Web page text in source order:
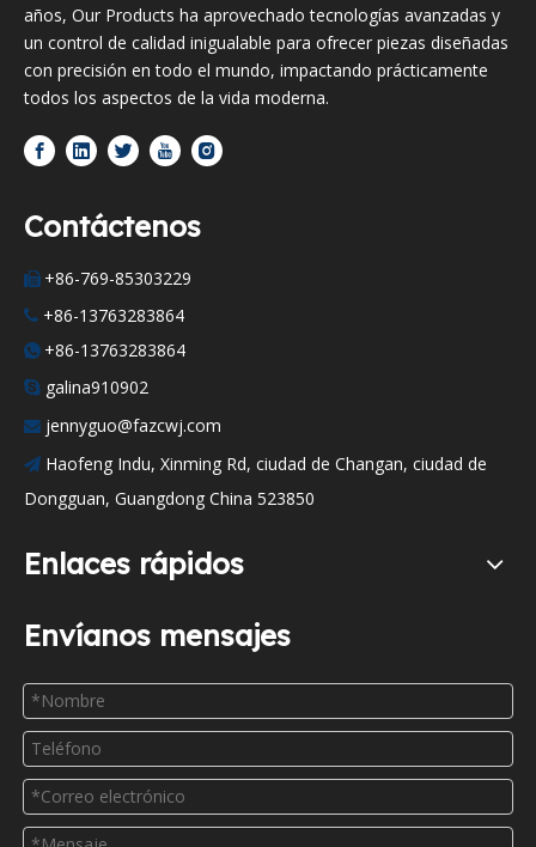
años, Our Products ha aprovechado tecnologías avanzadas y
un control de calidad inigualable para ofrecer piezas diseñadas
con precisión en todo el mundo, impactando prácticamente
todos los aspectos de la vida moderna.
Contáctenos
 +86-769-85303229
 +86-13763283864
 +86-13763283864
 galina910902
 jennyguo@fazcwj.com
 Haofeng Indu, Xinming Rd, ciudad de Changan, ciudad de
Dongguan, Guangdong China 523850
Enlaces rápidos
Envíanos mensajes